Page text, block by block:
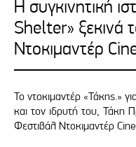
Η συγκινητική
Shelter» ξεκινά
Ντοκιμαντέρ
Το ντοκιμαντέρ «Τάκης.»
και τον ιδρυτή του, Τάκη
Φεστιβάλ Ντοκιμαντέρ